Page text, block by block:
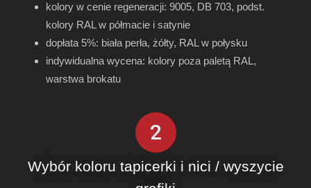
kolory w cenie regeneracji: 9005, DB 703, podst.
kolory RAL w półmacie i satynie
dopłata 5%: biała perła, żółty, RAL w połysku
indywidualna wycena: kolory poza paletą RAL,
warstwa brokatu
2
Wybór koloru tapicerki i nici / wyszycie